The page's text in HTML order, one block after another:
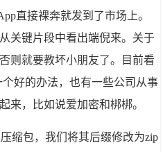
直接裸奔就发到了市场上。
关键片段中看出端倪来。关于
则就要教坏小朋友了。目前看
好的办法，也有一些公司从事
来，比如说爱加密和梆梆。
缩包，我们将其后缀修改为zip